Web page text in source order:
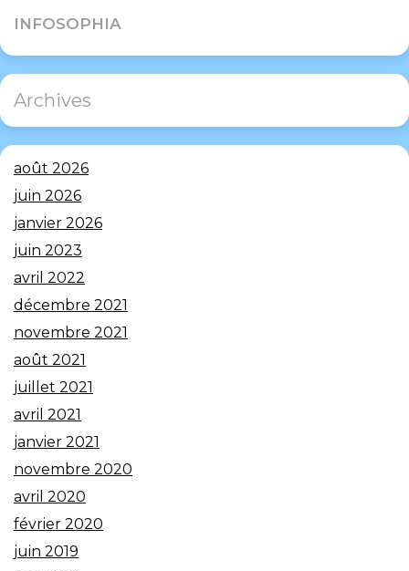
INFOSOPHIA
Archives
août 2026
juin 2026
janvier 2026
juin 2023
avril 2022
décembre 2021
novembre 2021
août 2021
juillet 2021
avril 2021
janvier 2021
novembre 2020
avril 2020
février 2020
juin 2019